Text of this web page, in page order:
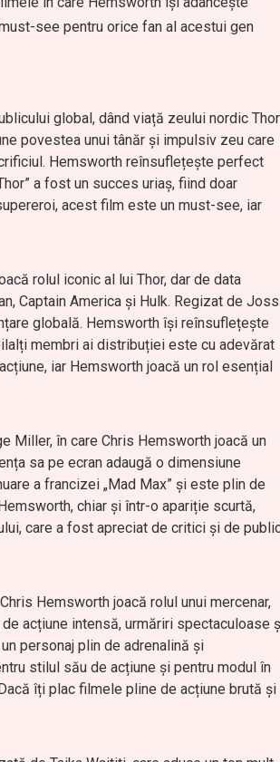
see pentru orice fan al acestui gen
global, dând viață zeului nordic Thor
povestea unui tânăr și impulsiv zeu care
Hemsworth reînsuflețește perfect
a fost un succes uriaș, fiind doar
acest film este un must-see, iar
rolul iconic al lui Thor, dar de data
Captain America și Hulk. Regizat de Joss
globală. Hemsworth își reînsuflețește
membri ai distribuției este cu adevărat
iar Hemsworth joacă un rol esențial
Miller, în care Chris Hemsworth joacă un
sa pe ecran adaugă o dimensiune
a francizei „Mad Max” și este plin de
chiar și într-o apariție scurtă,
care a fost apreciat de critici și de
Hemsworth joacă rolul unui mercenar,
acțiune intensă, urmăriri spectaculoase
personaj plin de adrenalină și
stilul său de acțiune și pentru modul în
îți plac filmele pline de acțiune brută și